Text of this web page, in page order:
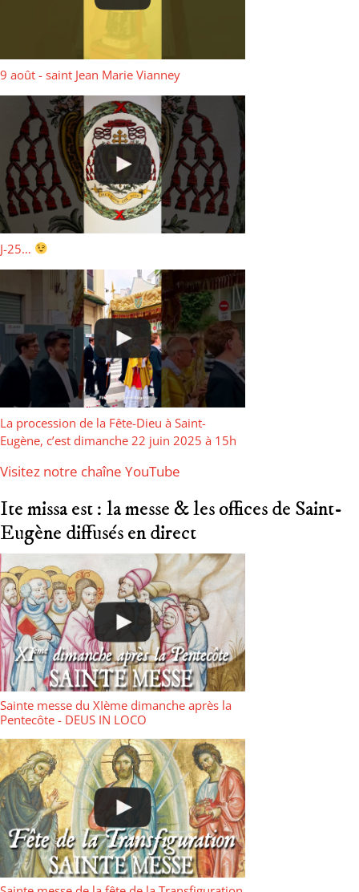
9 août - saint Jean Marie Vianney
J-25…
La procession de la Fête-Dieu à Saint-
Eugène, c’est dimanche 22 juin 2025 à 15h
Visitez notre chaîne YouTube
Ite missa est : la messe & les offices de Saint-
Eugène diffusés en direct
Sainte messe du XIème dimanche après la
Pentecôte - DEUS IN LOCO